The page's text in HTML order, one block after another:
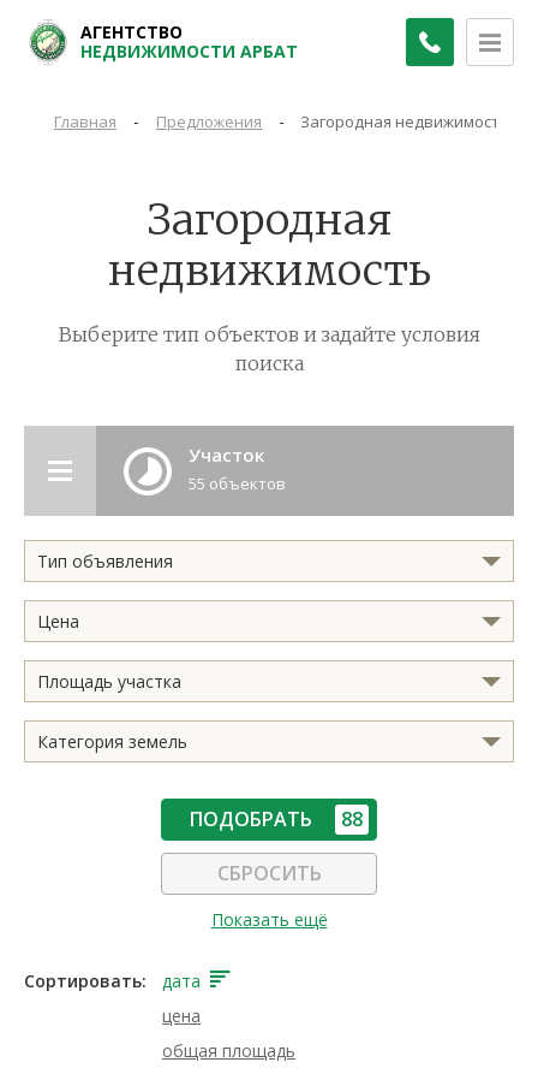
АГЕНТСТВО
НЕДВИЖИМОСТИ АРБАТ
Главная - Предложения - Загородная недвижимость
Загородная
недвижимость
Выберите тип объектов и задайте условия
поиска
Участок
55 объектов
Тип объявления
Цена
Площадь участка
Категория земель
ПОДОБРАТЬ 88
СБРОСИТЬ
Показать ещё
Сортировать:
дата
цена
общая площадь